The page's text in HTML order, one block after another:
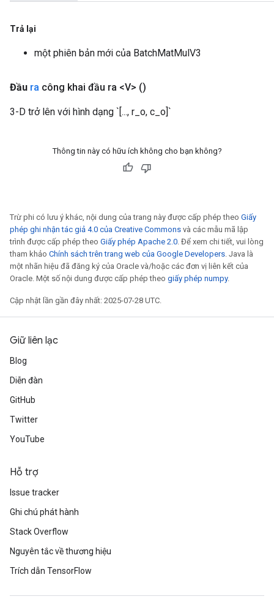
Trả lại
một phiên bản mới của BatchMatMulV3
Đầu ra công khai đầu ra <V> ()
3-D trở lên với hình dạng `[..., r_o, c_o]`
Thông tin này có hữu ích không cho bạn không?
Trừ phi có lưu ý khác, nội dung của trang này được cấp phép theo Giấy
phép ghi nhận tác giả 4.0 của Creative Commons và các mẫu mã lập
trình được cấp phép theo Giấy phép Apache 2.0. Để xem chi tiết, vui lòng
tham khảo Chính sách trên trang web của Google Developers. Java là
một nhãn hiệu đã đăng ký của Oracle và/hoặc các đơn vị liên kết của
Oracle. Một số nội dung được cấp phép theo giấy phép numpy.
Cập nhật lần gần đây nhất: 2025-07-28 UTC.
Giữ liên lạc
Blog
Diễn đàn
GitHub
Twitter
YouTube
Hỗ trợ
Issue tracker
Ghi chú phát hành
Stack Overflow
Nguyên tắc về thương hiệu
Trích dẫn TensorFlow